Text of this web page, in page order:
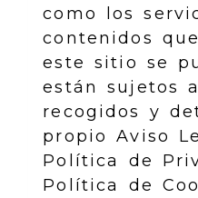
como los
contenidos
este sitio se
están sujetos
recogidos y
propio Aviso
Política de
Política de